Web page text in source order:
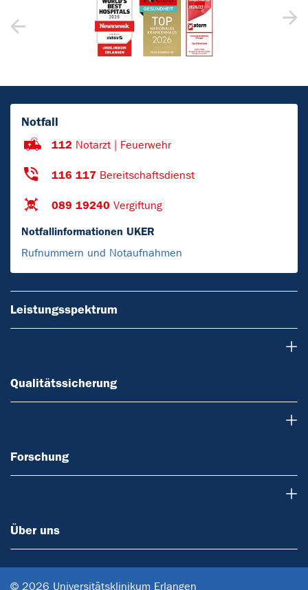
Notfall
112 Notarzt | Feuerwehr
116 117 Bereitschaftsdienst
089 19240 Vergiftung
Notfallinformationen UKER
Rufnummern und Notaufnahmen
Leistungsspektrum
Qualitätssicherung
Forschung
Über uns
© 2026 Universitätsklinikum Erlangen